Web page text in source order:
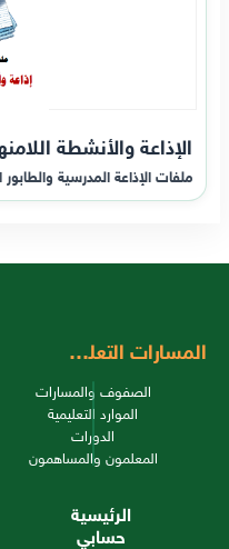
الإذاعة والأنشطة
ملفات الإذاعة المدرسية
المسارات التعليمية
الصفوف والمسارات
الموارد التعليمية
الدورات
المعلمون والمساهمون
الرئيسية
حسابي